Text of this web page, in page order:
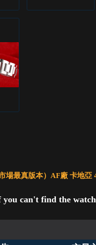
市場最真版本）AF廠 卡地
you can't find the